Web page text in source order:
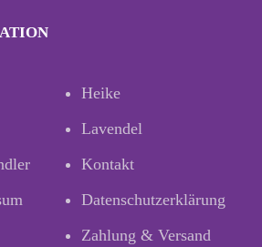
Heike
Lavendel
Kontakt
Datenschutzerklärung
Zahlung & Versand